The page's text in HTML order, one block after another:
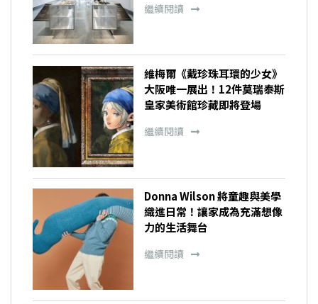
繼續閱讀
維梅爾《戴珍珠耳環的少女》
大阪唯一展出！12件莫瑞泰斯
皇家美術館珍藏即將登場
繼續閱讀
Donna Wilson 將童趣與美學
織進日常！讓家成為充滿想像
力的生活舞台
繼續閱讀